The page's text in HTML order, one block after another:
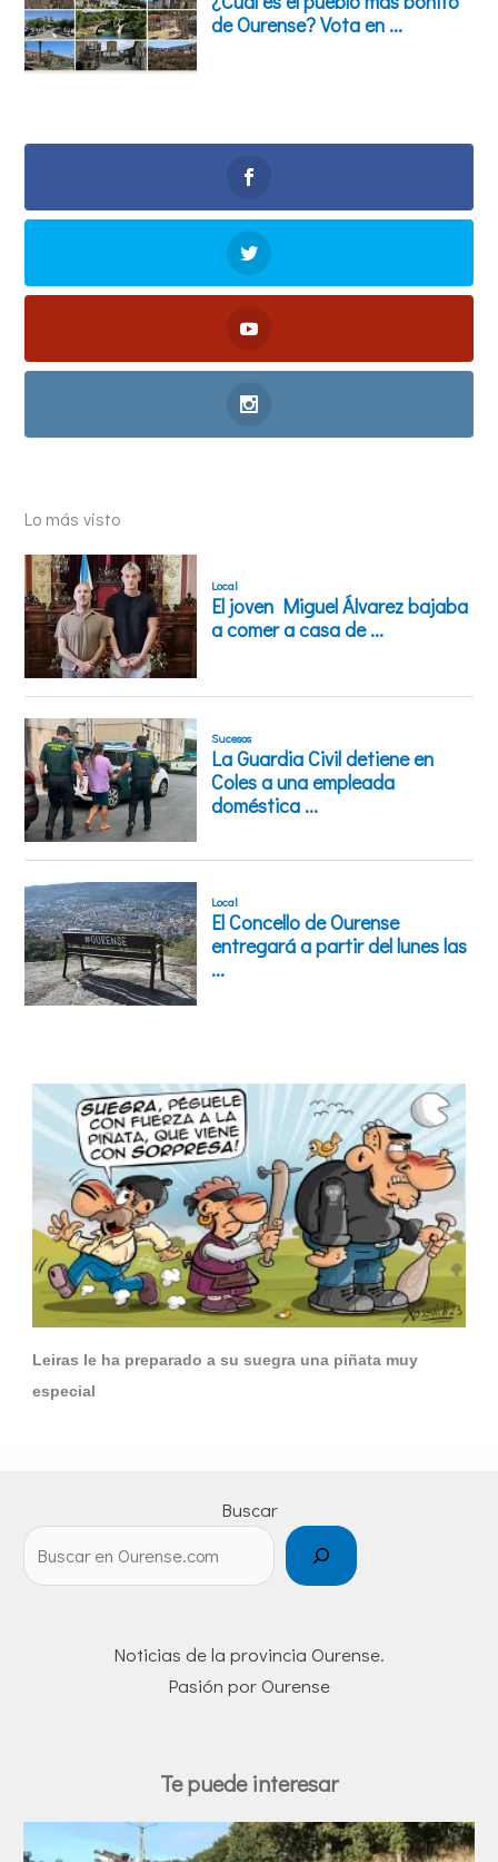
Lo más visto
Leiras le ha preparado a su suegra una piñata muy
especial
Buscar
Noticias de la provincia Ourense.
Pasión por Ourense
Te puede interesar